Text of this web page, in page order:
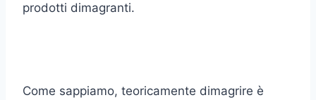
prodotti dimagranti.
Come sappiamo, teoricamente dimagrire è